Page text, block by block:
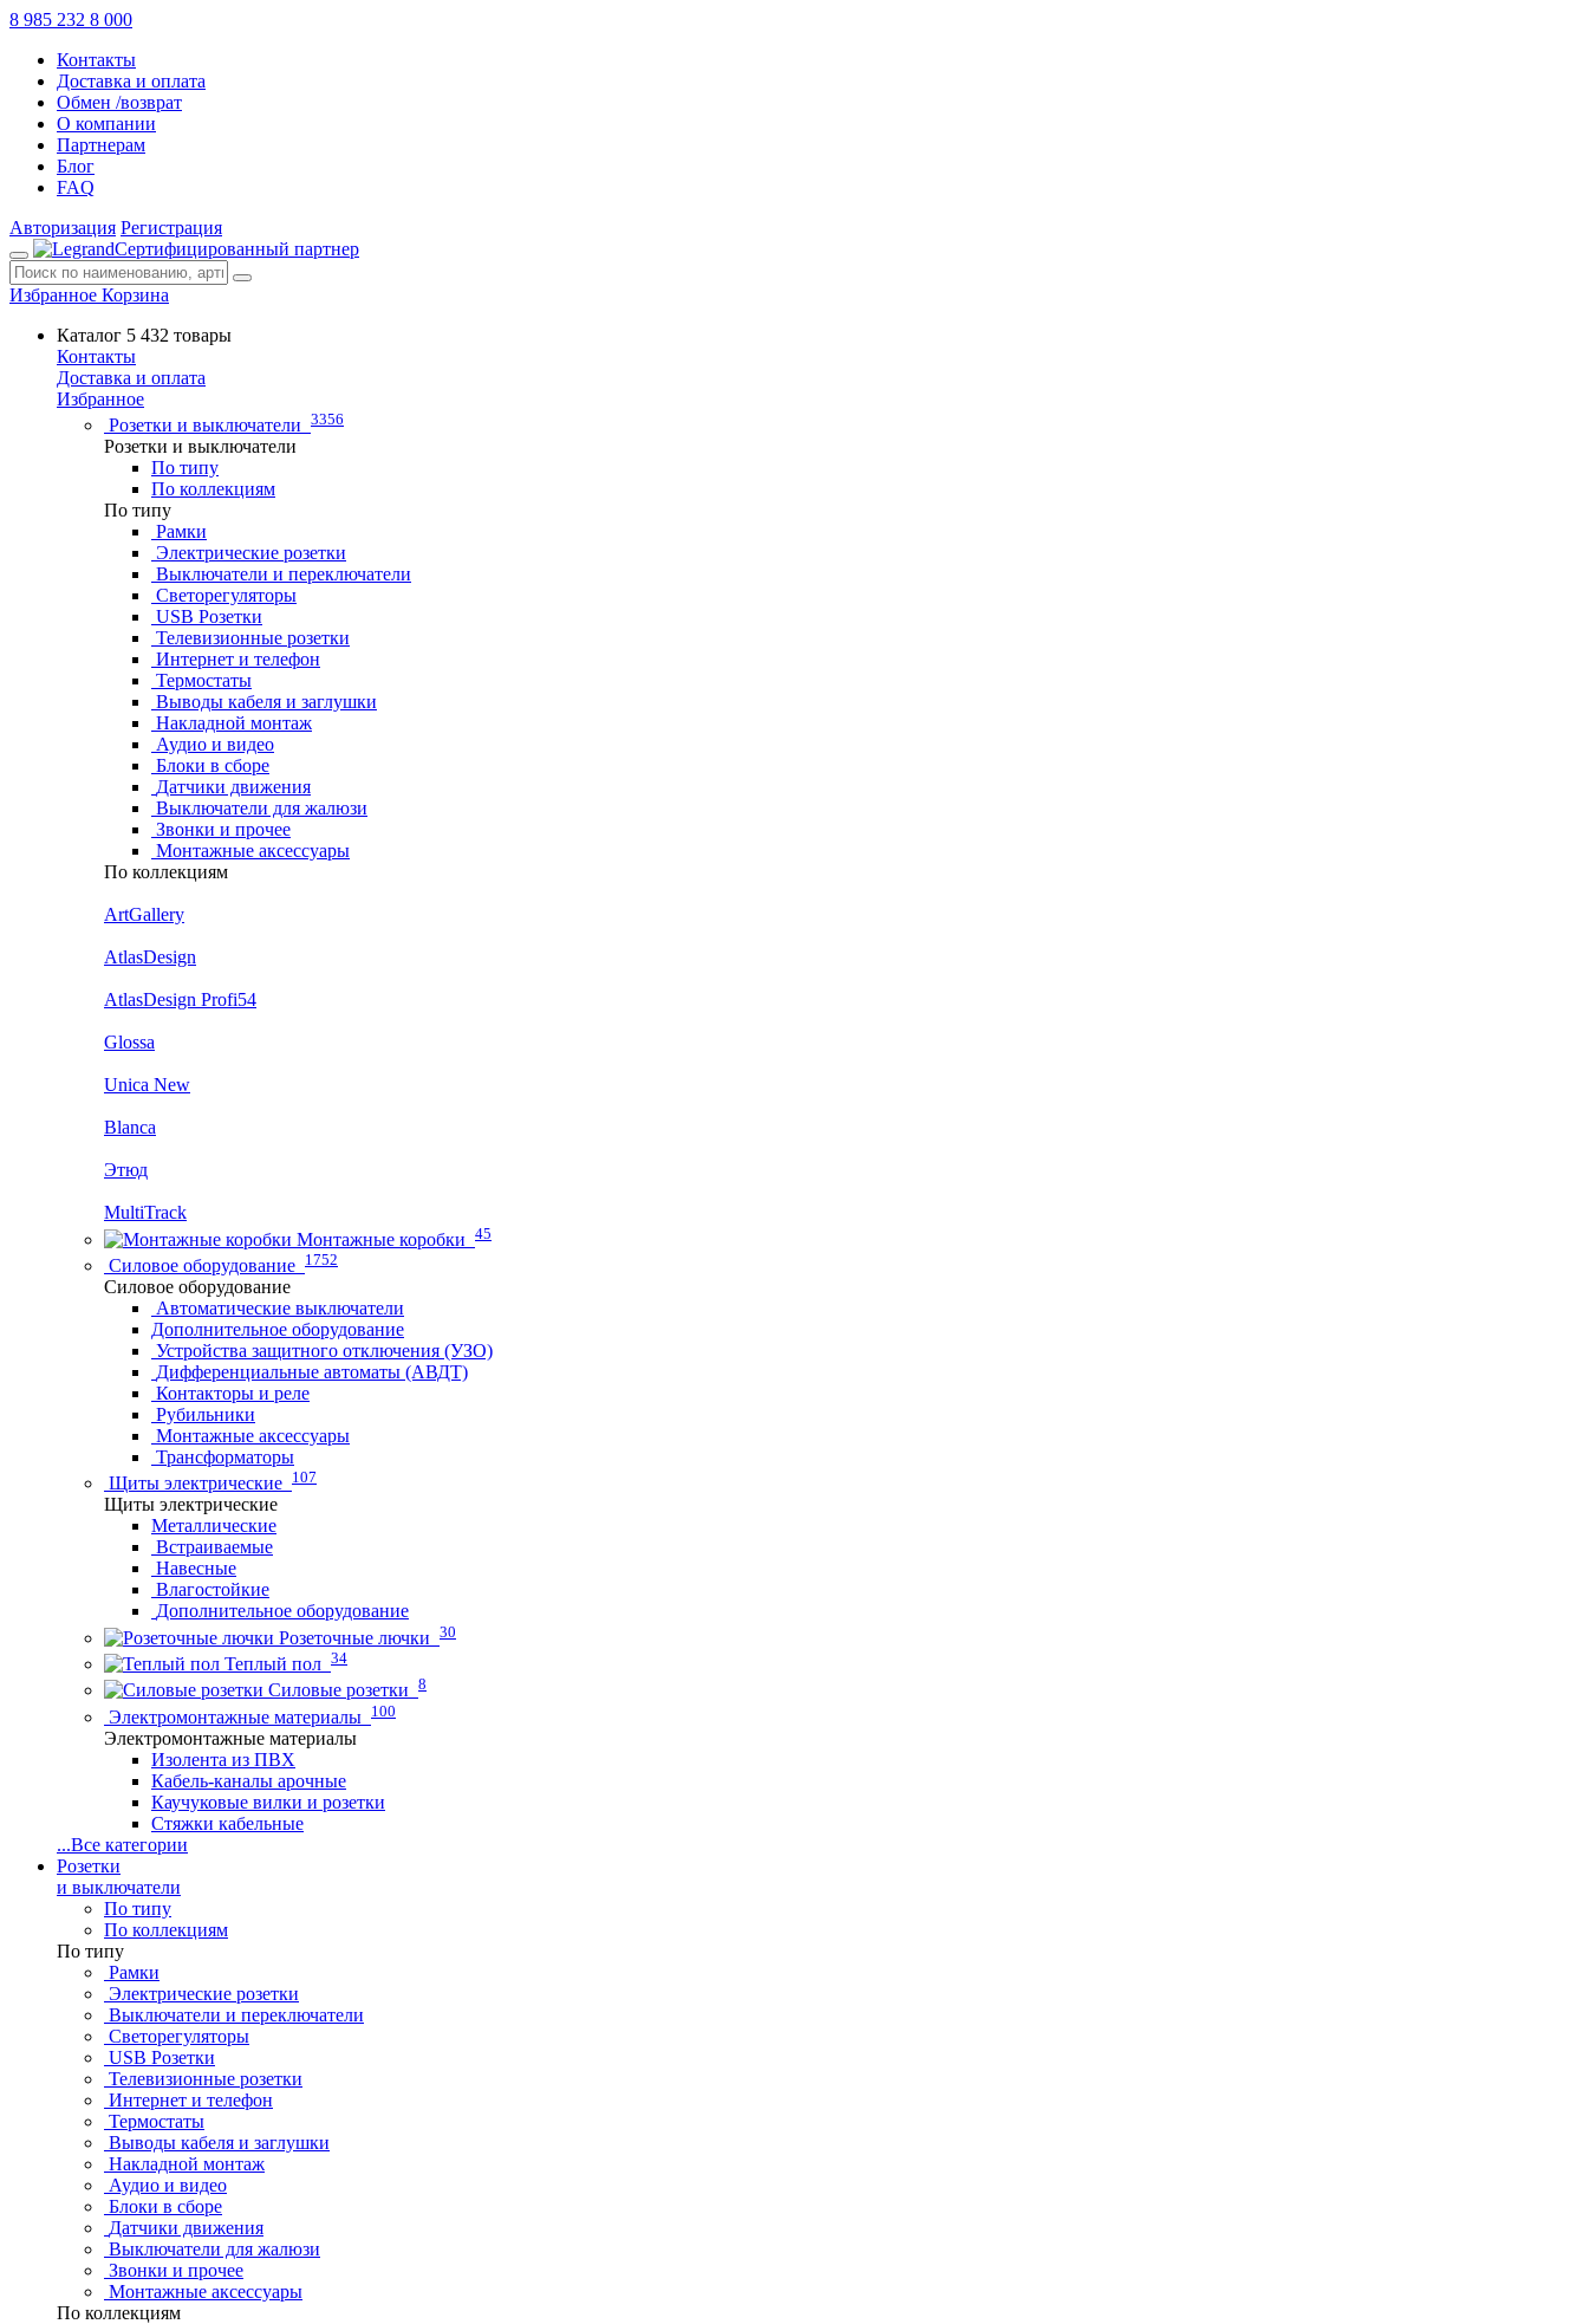
8 985 232 8 000
Контакты
Доставка и оплата
Обмен /возврат
О компании
Партнерам
Блог
FAQ
Авторизация Регистрация
Сертифицированный партнер
Избранное Корзина
Каталог 5 432 товары
Контакты
Доставка и оплата
Избранное
Розетки и выключатели 3356
Розетки и выключатели
По типу
По коллекциям
По типу
Рамки
Электрические розетки
Выключатели и переключатели
Светорегуляторы
USB Розетки
Телевизионные розетки
Интернет и телефон
Термостаты
Выводы кабеля и заглушки
Накладной монтаж
Аудио и видео
Блоки в сборе
Датчики движения
Выключатели для жалюзи
Звонки и прочее
Монтажные аксессуары
По коллекциям
ArtGallery
AtlasDesign
AtlasDesign Profi54
Glossa
Unica New
Blanca
Этюд
MultiTrack
Монтажные коробки 45
Силовое оборудование 1752
Силовое оборудование
Автоматические выключатели
Дополнительное оборудование
Устройства защитного отключения (УЗО)
Дифференциальные автоматы (АВДТ)
Контакторы и реле
Рубильники
Монтажные аксессуары
Трансформаторы
Щиты электрические 107
Щиты электрические
Металлические
Встраиваемые
Навесные
Влагостойкие
Дополнительное оборудование
Розеточные лючки 30
Теплый пол 34
Силовые розетки 8
Электромонтажные материалы 100
Электромонтажные материалы
Изолента из ПВХ
Кабель-каналы арочные
Каучуковые вилки и розетки
Стяжки кабельные
...Все категории
Розетки
и выключатели
По типу
По коллекциям
По типу
Рамки
Электрические розетки
Выключатели и переключатели
Светорегуляторы
USB Розетки
Телевизионные розетки
Интернет и телефон
Термостаты
Выводы кабеля и заглушки
Накладной монтаж
Аудио и видео
Блоки в сборе
Датчики движения
Выключатели для жалюзи
Звонки и прочее
Монтажные аксессуары
По коллекциям